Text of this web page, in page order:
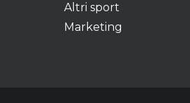
Altri sport
Marketing